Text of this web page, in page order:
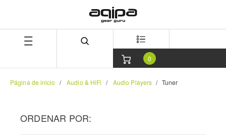
0
Página de inicio Audio & HiFi Audio Players Tuner
ORDENAR POR: